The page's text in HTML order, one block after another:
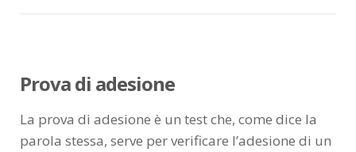
Prova di adesione
La prova di adesione è un test che, come dice la
parola stessa, serve per verificare l’adesione di un